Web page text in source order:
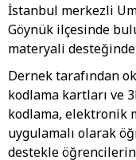
İstanbul merkezli
Göynük ilçesinde
materyali
Dernek tarafından
kodlama kartları ve
kodlama, elektronik
uygulamalı olarak
destekle